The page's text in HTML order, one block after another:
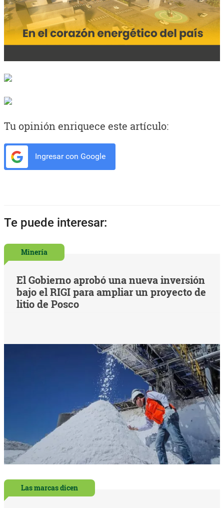
Tu opinión enriquece este artículo:
Ingresar con Google
Te puede interesar:
Minería
El Gobierno aprobó una nueva inversión
bajo el RIGI para ampliar un proyecto de
litio de Posco
Las marcas dicen